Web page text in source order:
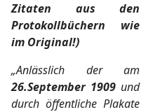
Zitaten aus den
Protokollbüchern wie
im Original!)
„Anlässlich der am
26.September 1909 und
durch öffentliche Plakate